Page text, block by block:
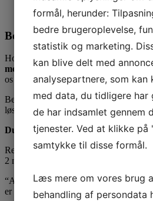
beskeder er afgørende.
Bestil dit skilt med tekst
Hos A39 leverer vi skilteudstyr i høj
med undertavle 65 cm bred, sender
os – vi producerer undertavlen efter
Bestil dit A99 skilt med undertavle
løsning til dit næste projekt.
Du kan se vores øvrige produkter til
Reflekstype 3
2 mm aluminium med grå bagside
“A39.dk – en del afINFRA GROUP
er så klik påINFRA GROUP
formål, herunder:
bedre brugeroplevelse,
statistik og marketing.
kan blive delt med
analysepartnere, som kan
med data, du tidligere har
de har indsamlet gennem
tjenester. Ved at klikke på
samtykke til disse formål.
Læs mere om vores brug
behandling af persondata